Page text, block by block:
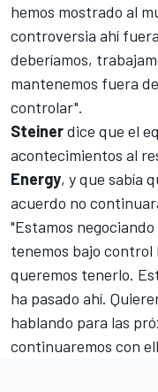
hemos mostrado al
controversia ahí
deberíamos,
mantenemos fuera
controlar".
Steinerdice que el
acontecimientos al
Energy, y que sabía
acuerdo no
"Estamos
tenemos bajo
queremos tenerlo.
ha pasado ahí.
hablando para las
continuaremos con